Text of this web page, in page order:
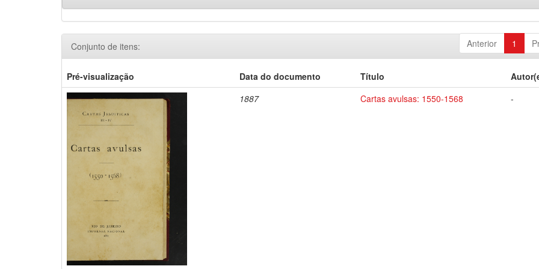
Anterior 1
Conjunto de itens:
Pré-visualização Data do documento Título
1887
Cartas avulsas: 1550-1568 -